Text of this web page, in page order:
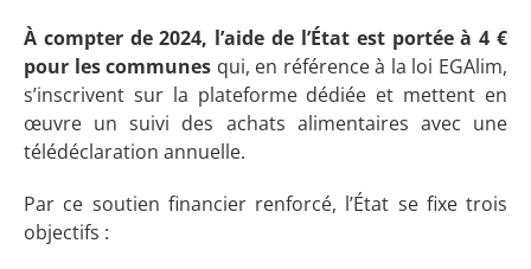
À compter de 2024, l’aide de l’État est portée à 4 €
pour les communes qui, en référence à la loi EGAlim,
s’inscrivent sur la plateforme dédiée et mettent en
œuvre un suivi des achats alimentaires avec une
télédéclaration annuelle.
Par ce soutien financier renforcé, l’État se fixe trois
objectifs :